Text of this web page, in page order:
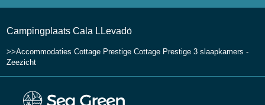
Campingplaats Cala LLevadо́
Accommodaties Cottage Prestige Cottage Prestige 3 slaapkamers -
Zeezicht